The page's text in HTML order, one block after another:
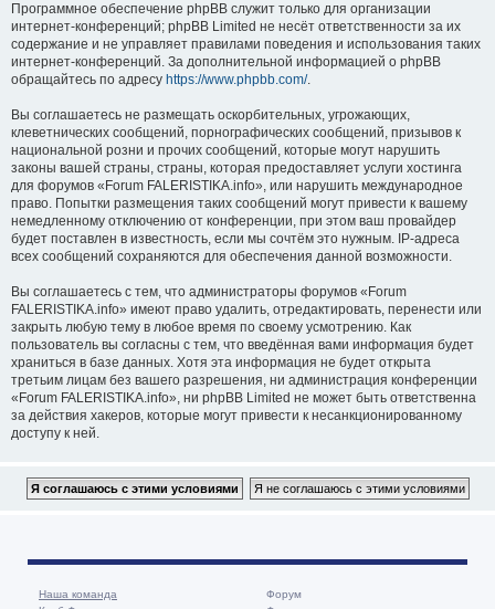
Программное обеспечение phpBB служит только для организации
интернет-конференций; phpBB Limited не несёт ответственности за их
содержание и не управляет правилами поведения и использования таких
интернет-конференций. За дополнительной информацией о phpBB
обращайтесь по адресу https://www.phpbb.com/.
Вы соглашаетесь не размещать оскорбительных, угрожающих,
клеветнических сообщений, порнографических сообщений, призывов к
национальной розни и прочих сообщений, которые могут нарушить
законы вашей страны, страны, которая предоставляет услуги хостинга
для форумов «Forum FALERISTIKA.info», или нарушить международное
право. Попытки размещения таких сообщений могут привести к вашему
немедленному отключению от конференции, при этом ваш провайдер
будет поставлен в известность, если мы сочтём это нужным. IP-адреса
всех сообщений сохраняются для обеспечения данной возможности.
Вы соглашаетесь с тем, что администраторы форумов «Forum
FALERISTIKA.info» имеют право удалить, отредактировать, перенести или
закрыть любую тему в любое время по своему усмотрению. Как
пользователь вы согласны с тем, что введённая вами информация будет
храниться в базе данных. Хотя эта информация не будет открыта
третьим лицам без вашего разрешения, ни администрация конференции
«Forum FALERISTIKA.info», ни phpBB Limited не может быть ответственна
за действия хакеров, которые могут привести к несанкционированному
доступу к ней.
Наша команда
Форум